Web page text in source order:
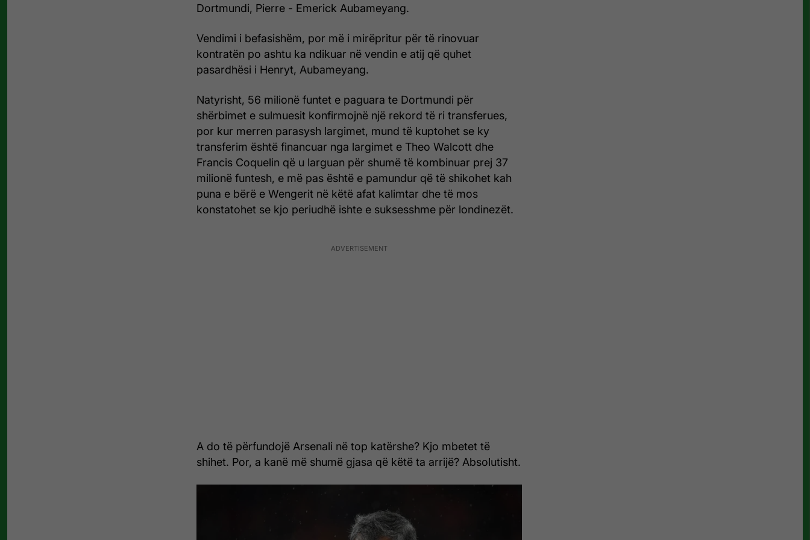
Dortmundi, Pierre - Emerick Aubameyang.
Vendimi i befasishëm, por më i mirëpritur për të rinovuar
kontratën po ashtu ka ndikuar në vendin e atij që quhet
pasardhësi i Henryt, Aubameyang.
Natyrisht, 56 milionë funtet e paguara te Dortmundi për
shërbimet e sulmuesit konfirmojnë një rekord të ri transferues,
por kur merren parasysh largimet, mund të kuptohet se ky
transferim është financuar nga largimet e Theo Walcott dhe
Francis Coquelin që u larguan për shumë të kombinuar prej 37
milionë funtesh, e më pas është e pamundur që të shikohet kah
puna e bërë e Wengerit në këtë afat kalimtar dhe të mos
konstatohet se kjo periudhë ishte e suksesshme për londinezët.
A do të përfundojë Arsenali në top katërshe? Kjo mbetet të
shihet. Por, a kanë më shumë gjasa që këtë ta arrijë? Absolutisht.